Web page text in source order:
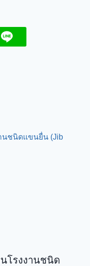
โรงงานชนิด